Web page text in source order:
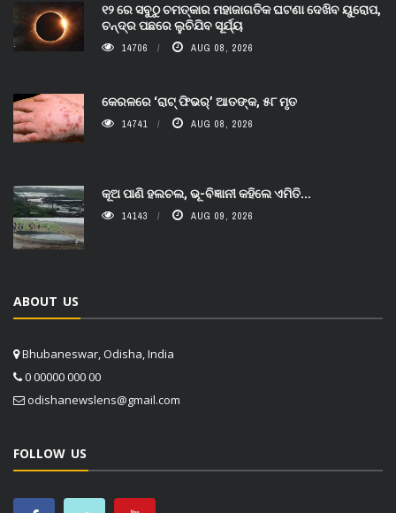
୧୨ ରେ ସବୁଠୁ ଚମତ୍କାର ମହାଜାଗତିକ ଘଟଣା ଦେଖିବ ୟୁରୋପ,
ଚନ୍ଦ୍ର ପଛରେ ଲୁଚିଯିବ ସୂର୍ଯ୍ୟ
14706 AUG 08, 2026
କେରଳରେ ‘ରାଟ୍ ଫିଭର୍’ ଆତଙ୍କ, ୫୮ ମୃତ
14741 AUG 08, 2026
କୂଅ ପାଣି ହଲଚଲ, ଭୂ-ବିଜ୍ଞାନୀ କହିଲେ ଏମିତି...
14143 AUG 09, 2026
ABOUT US
Bhubaneswar, Odisha, India
0 00000 000 00
odishanewslens@gmail.com
FOLLOW US